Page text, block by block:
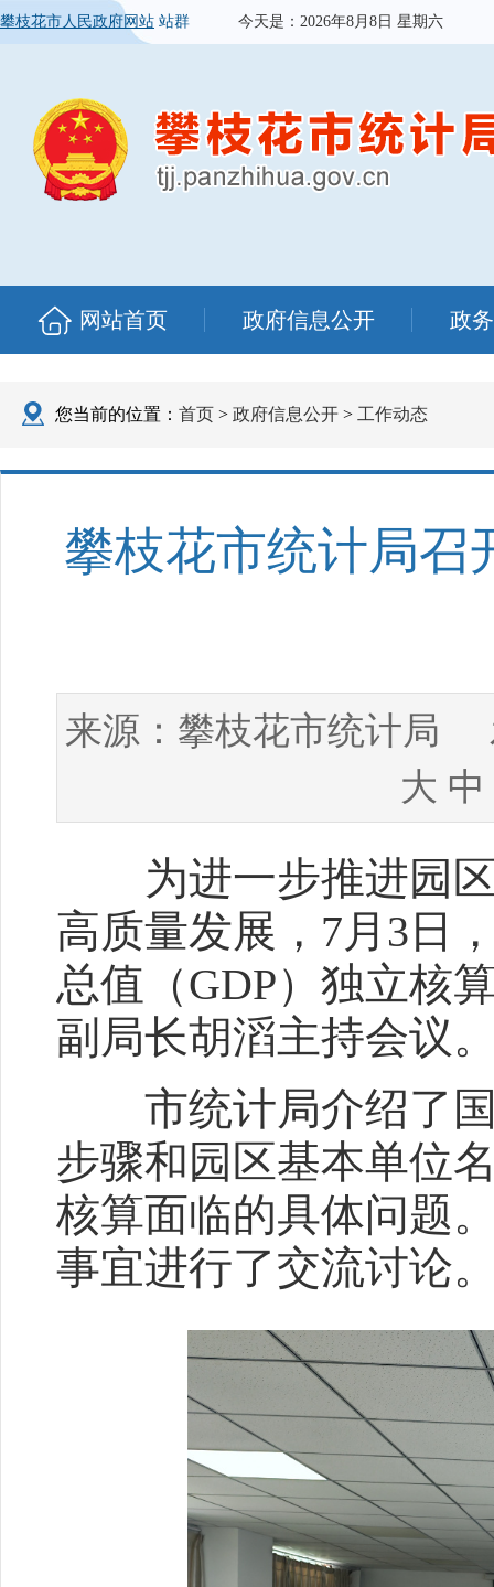
攀枝花市人民政府网站 站群 今天是： 2026年8月8日 星期六
网站首页 政府信息公开 政
您当前的位置： 首页 > 政府信息公开 > 工作动态
攀枝花市统计局召
来源： 攀枝花市统计局
大 中
为进一步推进园区
高质量发展，7月3日
总值（GDP）独立核
副局长胡滔主持会议
市统计局介绍了国
步骤和园区基本单位
核算面临的具体问题
事宜进行了交流讨论